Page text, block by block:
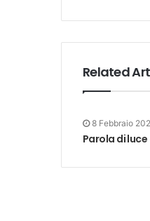
Related
8 Febbraio
Parola di